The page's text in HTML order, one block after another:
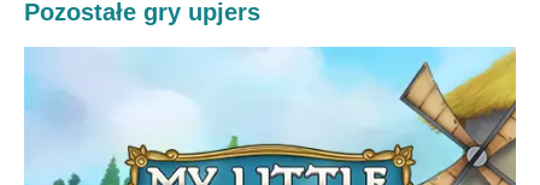
Pozostałe gry upjers